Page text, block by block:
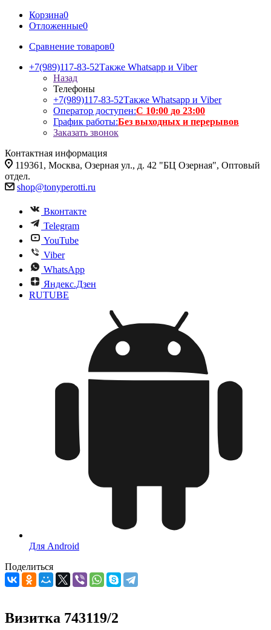
Корзина0
Отложенные0
Сравнение товаров0
+7(989)117-83-52Также Whatsapp и Viber
Назад
Телефоны
+7(989)117-83-52Также Whatsapp и Viber
Оператор доступен:С 10:00 до 23:00
График работы:Без выходных и перерывов
Заказать звонок
Контактная информация
119361, Москва, Озерная ул., д. 42 "БЦ Озерная", Оптовый
отдел.
shop@tonyperotti.ru
Вконтакте
Telegram
YouTube
Viber
WhatsApp
Яндекс.Дзен
RUTUBE
Для Android
Поделиться
Визитка 743119/2